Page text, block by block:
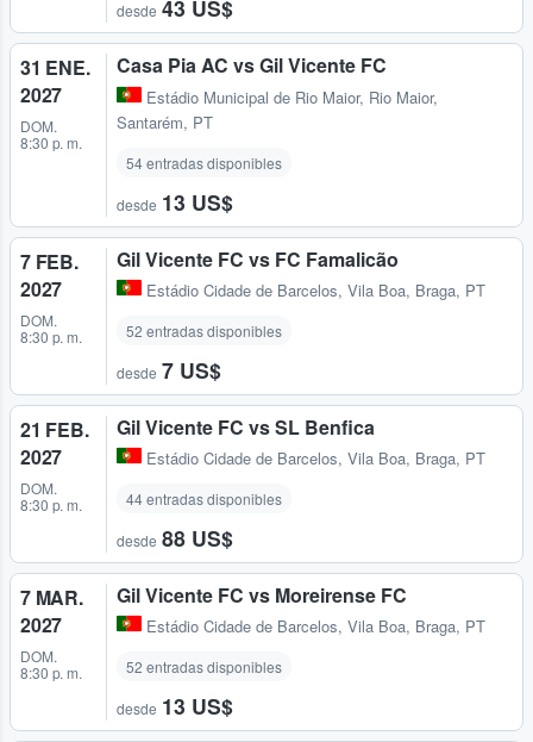
desde 43 US$
31 ENE.
2027
DOM.
8:30 p. m.
Casa Pia AC vs Gil Vicente FC
Estádio Municipal de Rio Maior, Rio Maior,
Santarém, PT
54 entradas disponibles
desde 13 US$
7 FEB.
2027
DOM.
8:30 p. m.
Gil Vicente FC vs FC Famalicão
Estádio Cidade de Barcelos, Vila Boa, Braga, PT
52 entradas disponibles
desde 7 US$
21 FEB.
2027
DOM.
8:30 p. m.
Gil Vicente FC vs SL Benfica
Estádio Cidade de Barcelos, Vila Boa, Braga, PT
44 entradas disponibles
desde 88 US$
7 MAR.
2027
DOM.
8:30 p. m.
Gil Vicente FC vs Moreirense FC
Estádio Cidade de Barcelos, Vila Boa, Braga, PT
52 entradas disponibles
desde 13 US$